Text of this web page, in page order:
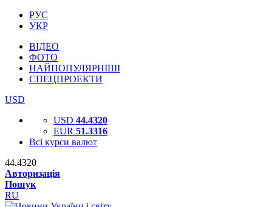
РУС
УКР
ВІДЕО
ФОТО
НАЙПОПУЛЯРНІШІ
СПЕЦПРОЕКТИ
USD
USD 44.4320
EUR 51.3316
Всі курси валют
44.4320
Авторизація
Пошук
RU